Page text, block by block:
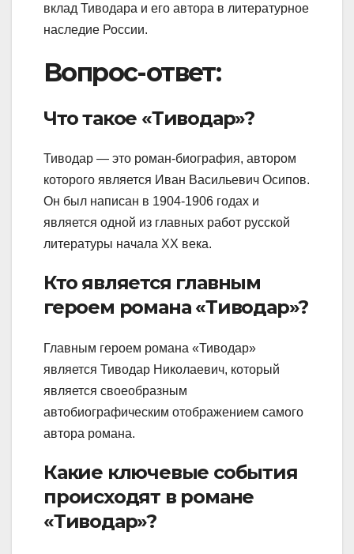
вклад Тиводара и его автора в литературное
наследие России.
Вопрос-ответ:
Что такое «Тиводар»?
Тиводар — это роман-биография, автором
которого является Иван Васильевич Осипов.
Он был написан в 1904-1906 годах и
является одной из главных работ русской
литературы начала XX века.
Кто является главным
героем романа «Тиводар»?
Главным героем романа «Тиводар»
является Тиводар Николаевич, который
является своеобразным
автобиографическим отображением самого
автора романа.
Какие ключевые события
происходят в романе
«Тиводар»?